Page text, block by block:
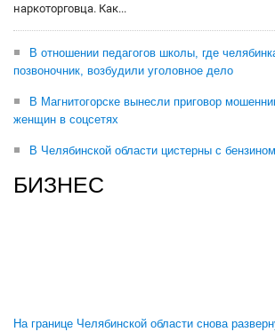
наркоторговца. Как...
В отношении педагогов школы, где
позвоночник, возбудили уголовное дело
В Магнитогорске вынесли приговор
женщин в соцсетях
В Челябинской области цистерны с
БИЗНЕС
На границе Челябинской области снова